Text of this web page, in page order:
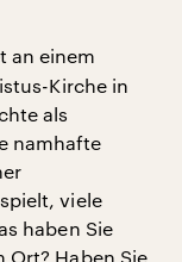
an einem
Kirche in
als
namhafte
viele
haben Sie
Ort? Haben Sie